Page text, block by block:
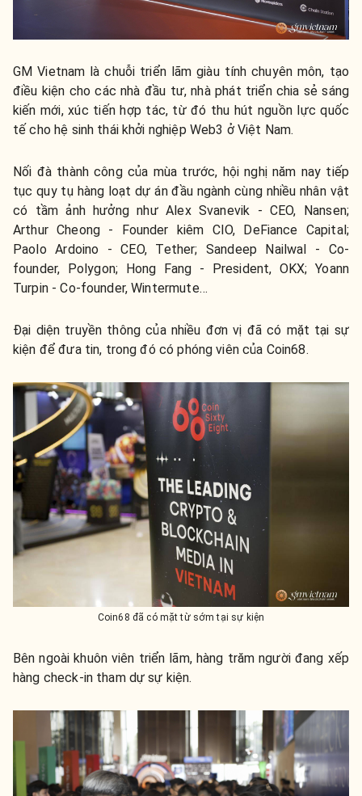
GM Vietnam là chuỗi triển lãm giàu tính chuyên môn, tạo
điều kiện cho các nhà đầu tư, nhà phát triển chia sẻ sáng
kiến mới, xúc tiến hợp tác, từ đó thu hút nguồn lực quốc
tế cho hệ sinh thái khởi nghiệp Web3 ở Việt Nam.
Nối đà thành công của mùa trước, hội nghị năm nay tiếp
tục quy tụ hàng loạt dự án đầu ngành cùng nhiều nhân vật
có tầm ảnh hưởng như Alex Svanevik - CEO, Nansen;
Arthur Cheong - Founder kiêm CIO, DeFiance Capital;
Paolo Ardoino - CEO, Tether; Sandeep Nailwal - Co-
founder, Polygon; Hong Fang - President, OKX; Yoann
Turpin - Co-founder, Wintermute…
Đại diện truyền thông của nhiều đơn vị đã có mặt tại sự
kiện để đưa tin, trong đó có phóng viên của Coin68.
Coin68 đã có mặt từ sớm tại sự kiện
Bên ngoài khuôn viên triển lãm, hàng trăm người đang xếp
hàng check-in tham dự sự kiện.